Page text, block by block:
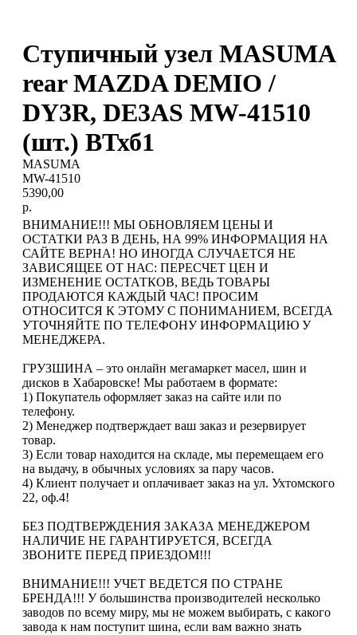
Ступичный узел MASUMA
rear MAZDA DEMIO /
DY3R, DE3AS MW-41510
(шт.) ВТхб1
MASUMA
MW-41510
5390,00
р.
ВНИМАНИЕ!!! МЫ ОБНОВЛЯЕМ ЦЕНЫ И
ОСТАТКИ РАЗ В ДЕНЬ, НА 99% ИНФОРМАЦИЯ НА
САЙТЕ ВЕРНА! НО ИНОГДА СЛУЧАЕТСЯ НЕ
ЗАВИСЯЩЕЕ ОТ НАС: ПЕРЕСЧЕТ ЦЕН И
ИЗМЕНЕНИЕ ОСТАТКОВ, ВЕДЬ ТОВАРЫ
ПРОДАЮТСЯ КАЖДЫЙ ЧАС! ПРОСИМ
ОТНОСИТСЯ К ЭТОМУ С ПОНИМАНИЕМ, ВСЕГДА
УТОЧНЯЙТЕ ПО ТЕЛЕФОНУ ИНФОРМАЦИЮ У
МЕНЕДЖЕРА.
ГРУЗШИНА – это онлайн мегамаркет масел, шин и
дисков в Хабаровске! Мы работаем в формате:
1) Покупатель оформляет заказ на сайте или по
телефону.
2) Менеджер подтверждает ваш заказ и резервирует
товар.
3) Если товар находится на складе, мы перемещаем его
на выдачу, в обычных условиях за пару часов.
4) Клиент получает и оплачивает заказ на ул. Ухтомского
22, оф.4!
БЕЗ ПОДТВЕРЖДЕНИЯ ЗАКАЗА МЕНЕДЖЕРОМ
НАЛИЧИЕ НЕ ГАРАНТИРУЕТСЯ, ВСЕГДА
ЗВОНИТЕ ПЕРЕД ПРИЕЗДОМ!!!
ВНИМАНИЕ!!! УЧЕТ ВЕДЕТСЯ ПО СТРАНЕ
БРЕНДА!!! У большинства производителей несколько
заводов по всему миру, мы не можем выбирать, с какого
завода к нам поступит шина, если вам важно знать